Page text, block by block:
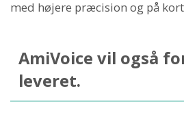
med højere præcision og på
AmiVoice vil også
leveret.